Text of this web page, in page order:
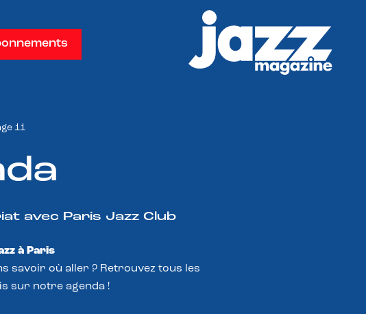
11
avec Paris Jazz Club
à Paris
savoir où aller ? Retrouvez tous les
sur notre agenda !